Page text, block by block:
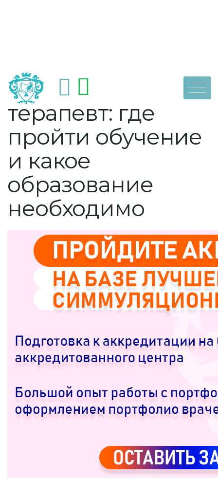
Skip
content
dpoaps
Мануальный
терапевт: где
пройти обучение
и какое
образование
необходимо